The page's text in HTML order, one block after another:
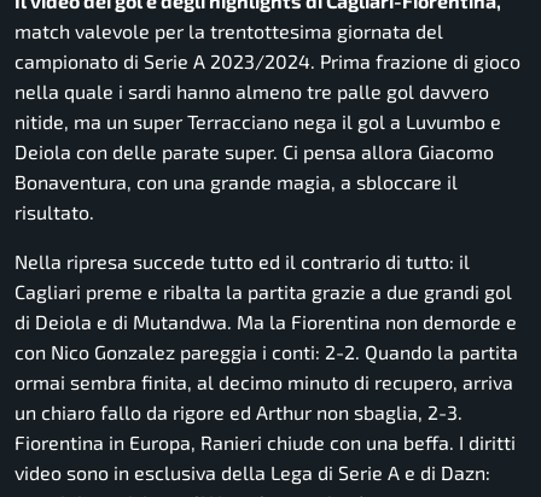
match valevole per la trentottesima giornata del
campionato di Serie A 2023/2024. Prima frazione di gioco
nella quale i sardi hanno almeno tre palle gol davvero
nitide, ma un super Terracciano nega il gol a Luvumbo e
Deiola con delle parate super. Ci pensa allora Giacomo
Bonaventura, con una grande magia, a sbloccare il
risultato.
Nella ripresa succede tutto ed il contrario di tutto: il
Cagliari preme e ribalta la partita grazie a due grandi gol
di Deiola e di Mutandwa. Ma la Fiorentina non demorde e
con Nico Gonzalez pareggia i conti: 2-2. Quando la partita
ormai sembra finita, al decimo minuto di recupero, arriva
un chiaro fallo da rigore ed Arthur non sbaglia, 2-3.
Fiorentina in Europa, Ranieri chiude con una beffa. I diritti
video sono in esclusiva della Lega di Serie A e di Dazn: